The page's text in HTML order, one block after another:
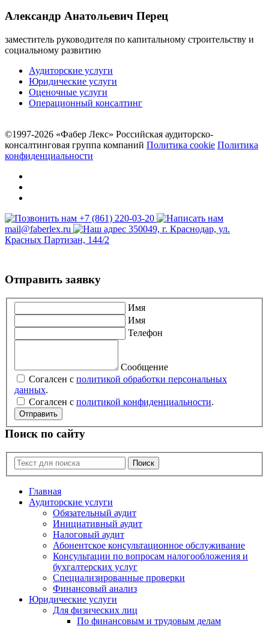
Александр Анатольевич Перец
заместитель руководителя по капитальному строительству и
социальному развитию
Аудиторские услуги
Юридические услуги
Оценочные услуги
Операционный консалтинг
©1997-2026 «Фабер Лекс» Российская аудиторско-
консалтинговая группа компаний Политика cookie Политика
конфиденциальности
+7 (861) 220-03-20
mail@faberlex.ru
350049, г. Краснодар, ул.
Красных Партизан, 144/2
Отправить заявку
Имя
Имя
Телефон
Сообщение
Согалсен с политикой обработки персональных
данных.
Согалсен с политикой конфиденциальности.
Отправить
Поиск по сайту
Главная
Аудиторские услуги
Обязательный аудит
Инициативный аудит
Налоговый аудит
Абонентское консультационное обслуживание
Консультации по вопросам налогообложения и
бухгалтерских услуг
Специализированные проверки
Финансовый анализ
Юридические услуги
Для физических лиц
По финансовым и трудовым делам